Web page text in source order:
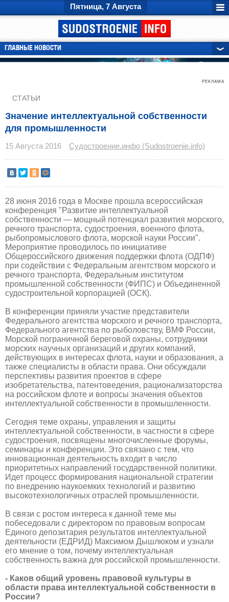
Пятница, 7 Августа
ГЛАВНЫЕ НОВОСТИ
РЕКЛАМА
СТАТЬИ
Значение интеллектуальной собственности
для промышленности
15 Августа 2016 Судостроение.инфо (Sudostroenie.info)
28 июня 2016 года в Москве прошла всероссийская
конференция "Развитие интеллектуальной
собственности — мощный потенциал развития морского,
речного транспорта, судостроения, военного флота,
рыбопромыслового флота, морской науки России".
Мероприятие проводилось по инициативе
Общероссийского движения поддержки флота (ОДПФ)
при содействии с Федеральным агентством морского и
речного транспорта, Федеральным институтом
промышленной собственности (ФИПС) и Объединенной
судостроительной корпорацией (ОСК).
В конференции приняли участие представители
Федерального агентства морского и речного транспорта,
Федерального агентства по рыболовству, ВМФ России,
Морской пограничной береговой охраны, сотрудники
морских научных организаций и других компаний,
действующих в интересах флота, науки и образования, а
также специалисты в области права. Они обсуждали
перспективы развития проектов в сфере
изобретательства, патентоведения, рационализаторства
на российском флоте и вопросы значения объектов
интеллектуальной собственности в промышленности.
Сегодня теме охраны, управления и защиты
интеллектуальной собственности, в частности в сфере
судостроения, посвящены многочисленные форумы,
семинары и конференции. Это связано с тем, что
инновационная деятельность входит в число
приоритетных направлений государственной политики.
Идет процесс формирования национальной стратегии
по внедрению наукоемких технологий и развитию
высокотехнологичных отраслей промышленности.
В связи с ростом интереса к данной теме мы
побеседовали с директором по правовым вопросам
Единого депозитария результатов интеллектуальной
деятельности (ЕДРИД) Максимом Дышлюком и узнали
его мнение о том, почему интеллектуальная
собственность важна для российской промышленности.
- Каков общий уровень правовой культуры в
области права интеллектуальной собственности в
России?